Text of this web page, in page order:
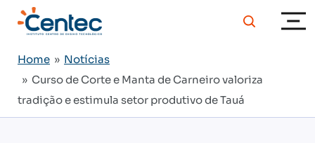
Home » Notícias
» Curso de Corte e Manta de Carneiro valoriza
tradição e estimula setor produtivo de Tauá